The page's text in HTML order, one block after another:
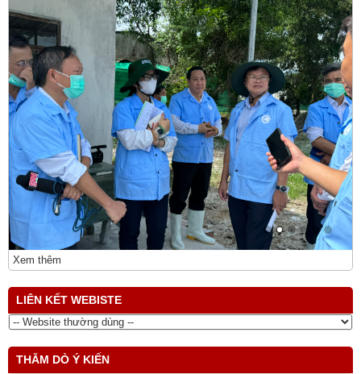
Xem thêm
LIÊN KẾT WEBISTE
THĂM DÒ Ý KIẾN